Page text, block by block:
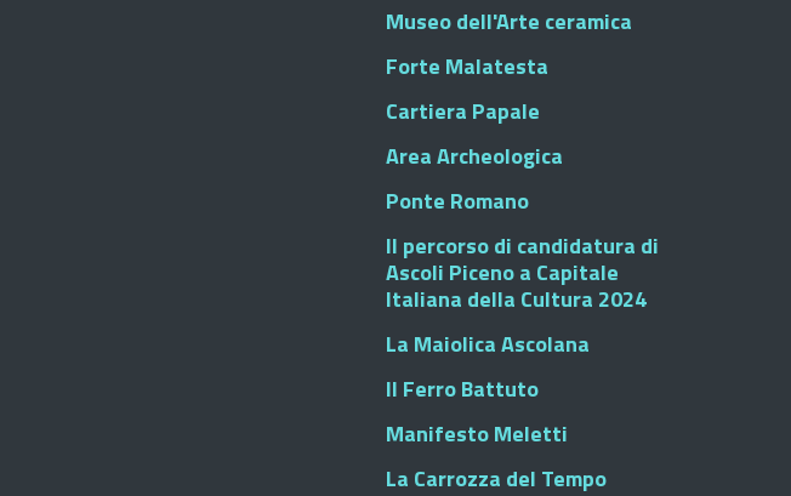
Museo dell'Arte ceramica
Forte Malatesta
Cartiera Papale
Area Archeologica
Ponte Romano
Il percorso di candidatura di
Ascoli Piceno a Capitale
Italiana della Cultura 2024
La Maiolica Ascolana
Il Ferro Battuto
Manifesto Meletti
La Carrozza del Tempo